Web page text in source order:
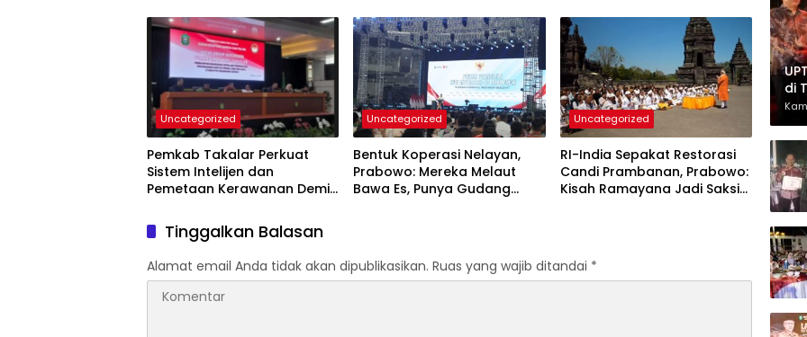
Warganya
Masyarakat
DPC PKB Takalar dan Ketua
DPW PB Prov- Sulsel
Uncategorized
Pemkab Takalar Perkuat
Sistem Intelijen dan
Pemetaan Kerawanan Demi
Uncategorized
Bentuk Koperasi Nelayan,
Prabowo: Mereka Melaut
Bawa Es, Punya Gudang
Uncategorized
RI-India Sepakat Restorasi
Candi Prambanan, Prabowo:
Kisah Ramayana Jadi Saksi
Tinggalkan Balasan
Alamat email Anda tidak akan dipublikasikan. Ruas yang wajib ditandai *
di